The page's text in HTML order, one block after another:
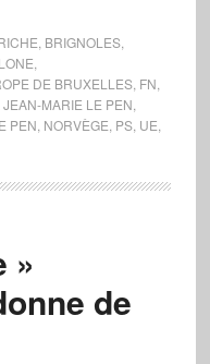
BRIGNOLES,
DE BRUXELLES, FN
JEAN-MARIE LE PEN
PEN NORVÈGE PS, UE
»
de